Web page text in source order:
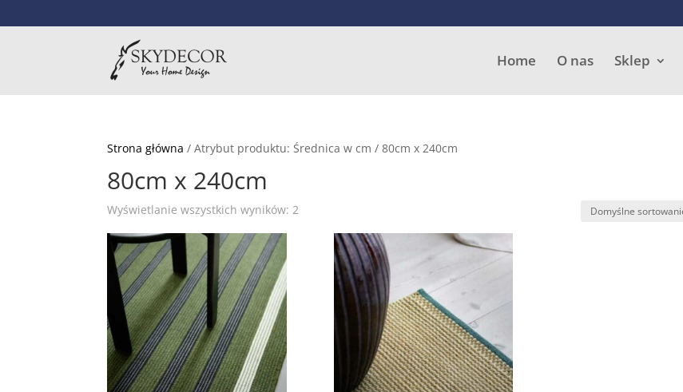
Home O nas Sklep
Wyszukiwarka
Strona główna / Atrybut produktu: Średnica w cm / 80cm x 240cm
80cm x 240cm
Wyświetlanie wszystkich wyników: 2